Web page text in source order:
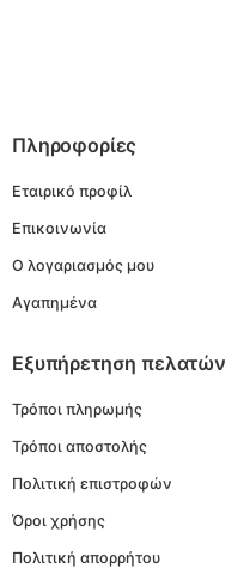
Πληροφορίες
Εταιρικό προφίλ
Επικοινωνία
Ο λογαριασμός μου
Αγαπημένα
Εξυπήρετηση πελατών
Τρόποι πληρωμής
Τρόποι αποστολής
Πολιτική επιστροφών
Όροι χρήσης
Πολιτική απορρήτου